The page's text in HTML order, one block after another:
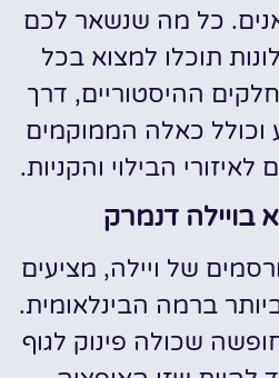
כל מה שנשאר לכם
תוכלו למצוא בכל
ההיסטוריים, דרך
וכולל כאלה הממוקמים
הבילוי והקניות.
בויילה דנמרק
של ויילה, מציעים
ברמה הבינלאומית.
שכולה פינוק לגוף